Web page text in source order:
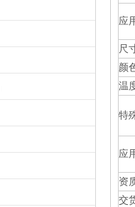
应
尺
颜
温
特
应
资
交